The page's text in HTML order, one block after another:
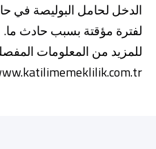
من نحن بوابة التمويل
الفروع وأجهزة الصراف الآلي
Türkçe
English
الدخل لحامل البوليصة في
لفترة مؤقتة بسبب حادث ما.
للمزيد من المعلومات